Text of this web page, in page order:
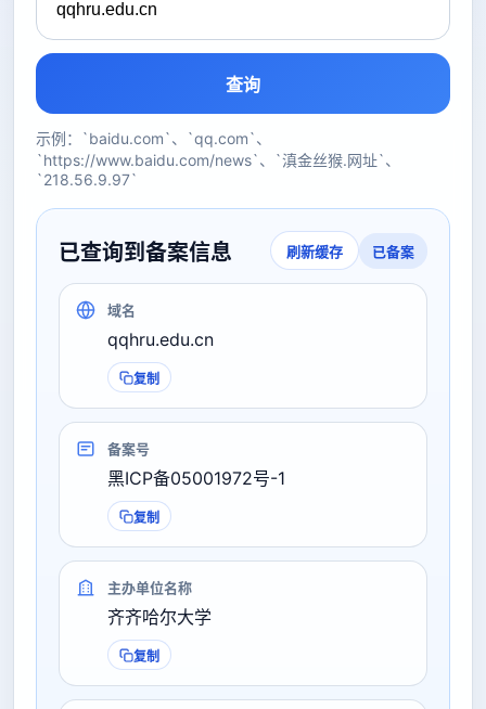
查询
示例：`baidu.com`、`qq.com`、
`https://www.baidu.com/news`、`滇金丝猴.网址`、
`218.56.9.97`
已查询到备案信息 刷新缓存 已备案
域名
qqhru.edu.cn
复制
备案号
黑ICP备05001972号-1
复制
主办单位名称
齐齐哈尔大学
复制